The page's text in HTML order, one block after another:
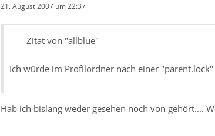
21. August 2007 um 22:37
Zitat von "allblue"
Ich würde im Profilordner nach einer
Hab ich bislang weder gesehen noch von gehört....